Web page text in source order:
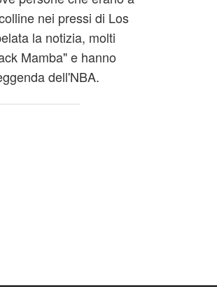
nei pressi di Los
la notizia, molti
Mamba" e hanno
dell'NBA.